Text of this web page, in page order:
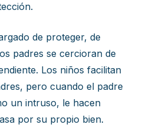
de proteger, de
padres se cercioran de
Los niños facilitan
pero cuando el padre
un intruso, le hacen
por su propio bien.